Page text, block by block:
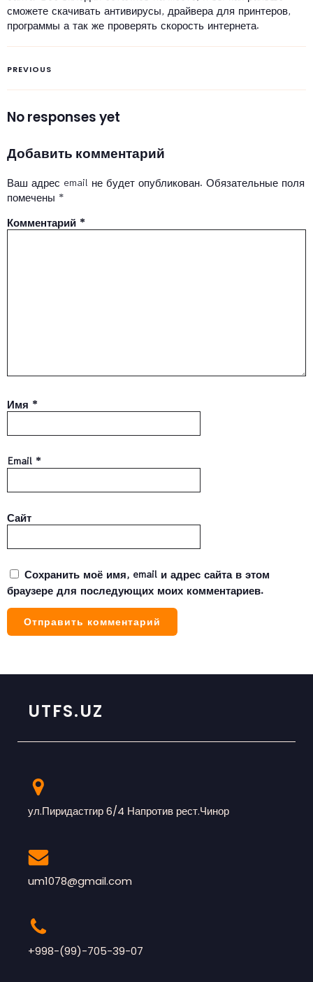
сможете скачивать антивирусы, драйвера для принтеров,
программы а так же проверять скорость интернета.
PREVIOUS
No responses yet
Добавить комментарий
Ваш адрес email не будет опубликован. Обязательные поля
помечены *
Комментарий *
Имя *
Email *
Сайт
Сохранить моё имя, email и адрес сайта в этом
браузере для последующих моих комментариев.
UTFS.UZ
ул.Пиридастгир 6/4 Напротив рест.Чинор
um1078@gmail.com
+998-(99)-705-39-07